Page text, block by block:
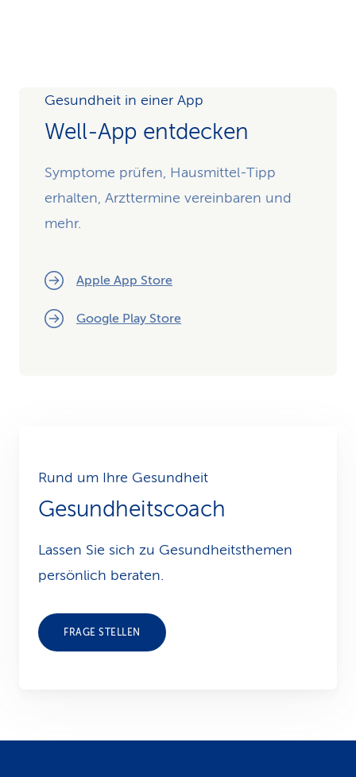
Gesundheit in einer App
Well-App entdecken
Symptome prüfen, Hausmittel-Tipp
erhalten, Arzttermine vereinbaren und
mehr.
Apple App Store
Google Play Store
Rund um Ihre Gesundheit
Gesundheitscoach
Lassen Sie sich zu Gesundheits­themen
persönlich beraten.
FRAGE STELLEN